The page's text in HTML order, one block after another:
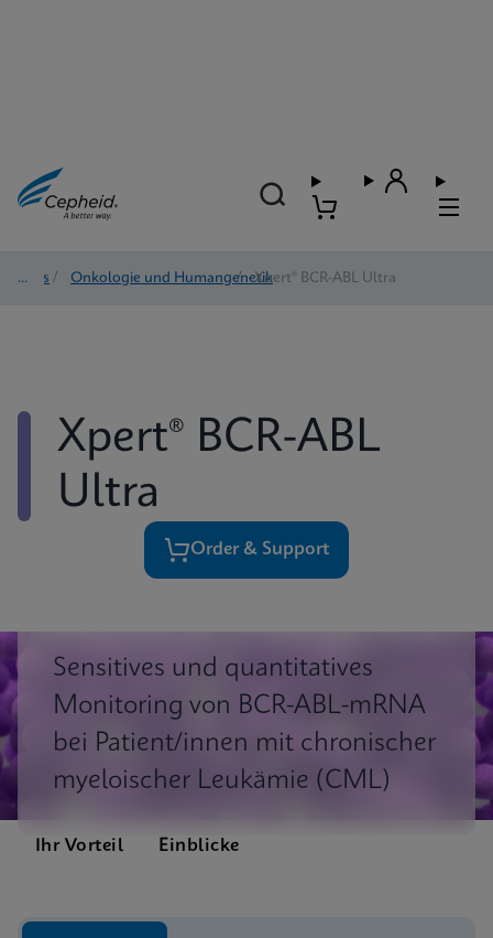
Tests / Onkologie und Humangenetik
/ Xpert® BCR-ABL Ultra
Xpert® BCR-ABL
Ultra
Order & Support
Sensitives und quantitatives
Monitoring von BCR-ABL-mRNA
bei Patient/innen mit chronischer
myeloischer Leukämie (CML)
Ihr Vorteil Einblicke